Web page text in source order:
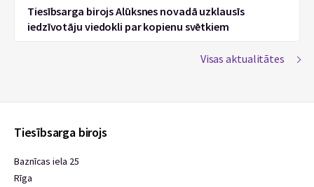
Tiesībsarga birojs Alūksnes novadā uzklausīs
iedzīvotāju viedokli par kopienu svētkiem
Visas aktualitātes
Tiesībsarga birojs
Baznīcas iela 25
Rīga